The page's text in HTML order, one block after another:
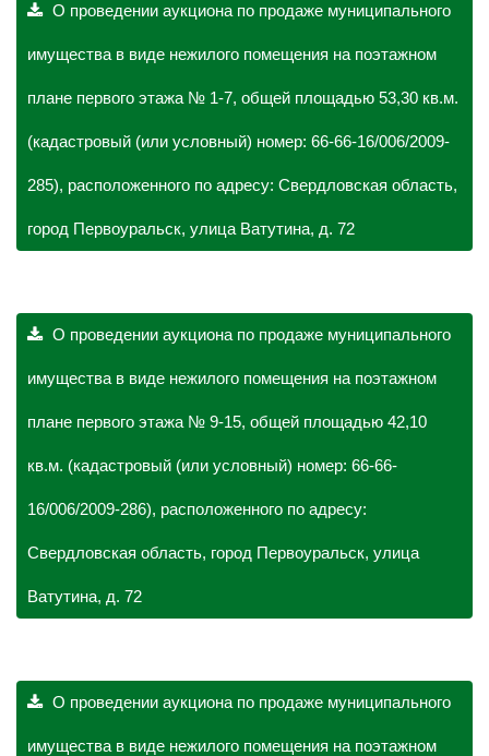
О проведении аукциона по продаже муниципального
имущества в виде нежилого помещения на поэтажном
плане первого этажа № 1-7, общей площадью 53,30 кв.м.
(кадастровый (или условный) номер: 66-66-16/006/2009-
285), расположенного по адресу: Свердловская область,
город Первоуральск, улица Ватутина, д. 72
О проведении аукциона по продаже муниципального
имущества в виде нежилого помещения на поэтажном
плане первого этажа № 9-15, общей площадью 42,10
кв.м. (кадастровый (или условный) номер: 66-66-
16/006/2009-286), расположенного по адресу:
Свердловская область, город Первоуральск, улица
Ватутина, д. 72
О проведении аукциона по продаже муниципального
имущества в виде нежилого помещения на поэтажном